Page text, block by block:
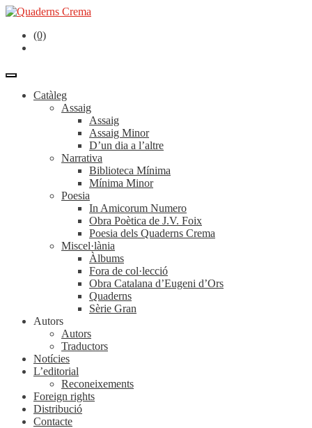
(0)
Catàleg
Assaig
Assaig
Assaig Minor
D’un dia a l’altre
Narrativa
Biblioteca Mínima
Mínima Minor
Poesia
In Amicorum Numero
Obra Poètica de J.V. Foix
Poesia dels Quaderns Crema
Miscel·lània
Àlbums
Fora de col·lecció
Obra Catalana d’Eugeni d’Ors
Quaderns
Sèrie Gran
Autors
Autors
Traductors
Notícies
L’editorial
Reconeixements
Foreign rights
Distribució
Contacte